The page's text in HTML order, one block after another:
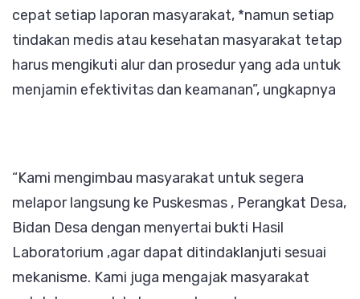
cepat setiap laporan masyarakat, *namun setiap
tindakan medis atau kesehatan masyarakat tetap
harus mengikuti alur dan prosedur yang ada untuk
menjamin efektivitas dan keamanan”, ungkapnya
“Kami mengimbau masyarakat untuk segera
melapor langsung ke Puskesmas , Perangkat Desa,
Bidan Desa dengan menyertai bukti Hasil
Laboratorium ,agar dapat ditindaklanjuti sesuai
mekanisme. Kami juga mengajak masyarakat